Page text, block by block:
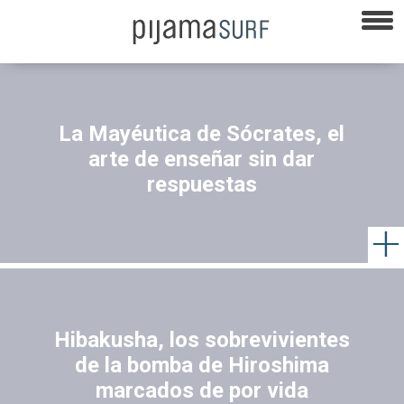
La Mayéutica de Sócrates, el
arte de enseñar sin dar
respuestas
Hibakusha, los sobrevivientes
de la bomba de Hiroshima
marcados de por vida